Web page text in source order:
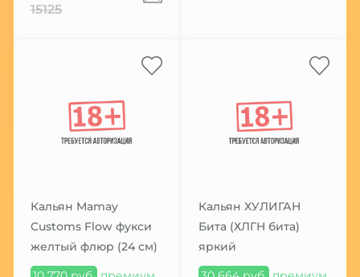
15125
Кальян Mamay
Customs Flow фукси
желтый флюр (24 см)
Кальян ХУЛИГАН
Бита (ХЛГН бита)
яркий